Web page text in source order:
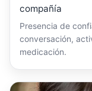
compañía
Presencia de
conversación,
medicación.